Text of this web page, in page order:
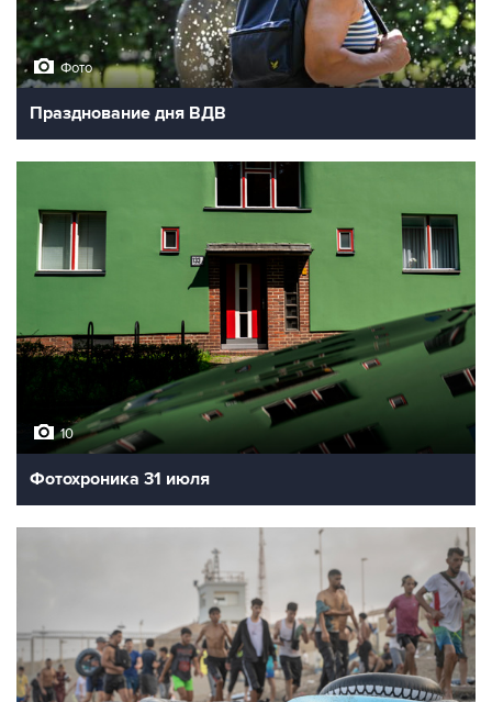
Фото
Празднование дня ВДВ
10
Фотохроника 31 июля